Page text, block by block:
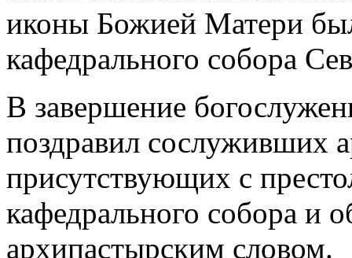
иконы Божией Матери
кафедрального собора
В завершение
поздравил сослуживших
присутствующих с
кафедрального собора и
архипастырским словом.